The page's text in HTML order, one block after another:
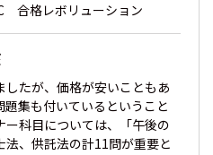
合格レボリューション
たが、価格が安いこともあ
集も付いているということ
科目については、「午後の
、供託法の計11問が重要と